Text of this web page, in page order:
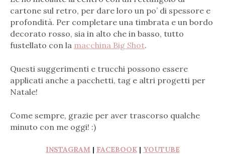
cartone sul retro, per dare loro un po’ di spessore e
profondità. Per completare una timbrata e un bordo
decorato rosso, sia in alto che in basso, tutto
fustellato con la macchina Big Shot.
Questi suggerimenti e trucchi possono essere
applicati anche a pacchetti, tag e altri progetti per
Natale!
Come sempre, grazie per aver trascorso qualche
minuto con me oggi! :)
INSTAGRAM| FACEBOOK| YOUTUBE